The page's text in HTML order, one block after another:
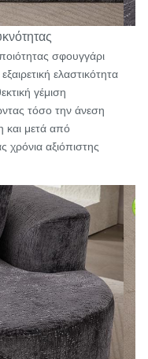
σφουγγάρι
ελαστικότητα
γέμιση
τόσο την άνεση
και μετά από
χρόνια αξιόπιστης